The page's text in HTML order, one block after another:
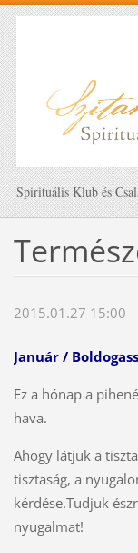
Spirituális Klub és
2015.01.27 15:00
Január /
Ez a hónap a
hava.
Ahogy látjuk a
tisztaság, a
kérdése.Tudjuk
nyugalmat!